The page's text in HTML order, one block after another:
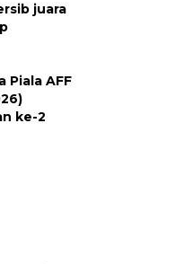
juara
Piala AFF
ke-2